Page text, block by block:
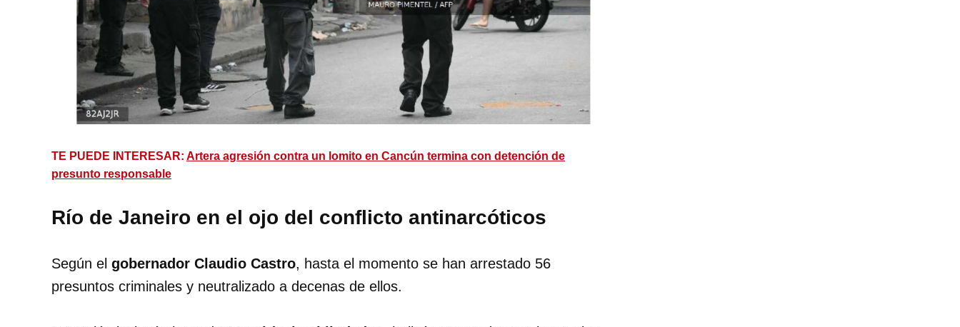
TE PUEDE INTERESAR: Artera agresión contra un lomito en Cancún termina con detención de
presunto responsable
Río de Janeiro en el ojo del conflicto antinarcóticos
Según el gobernador Claudio Castro, hasta el momento se han arrestado 56
presuntos criminales y neutralizado a decenas de ellos.